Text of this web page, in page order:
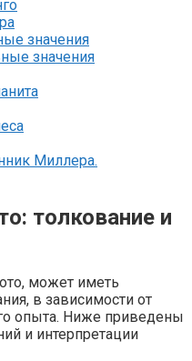
значения
значения
Миллера.
толкование и
может иметь
в зависимости от
опыта. Ниже приведены
и интерпретации